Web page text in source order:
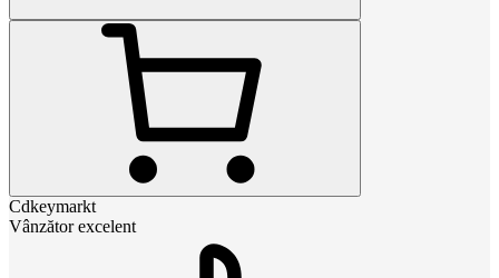
Cdkeymarkt
Vânzător excelent